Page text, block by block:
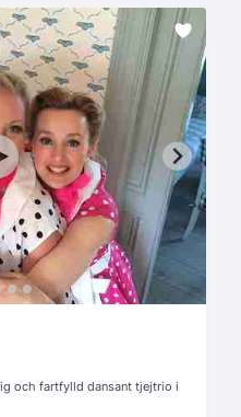
och fartfylld dansant tjejtrio i